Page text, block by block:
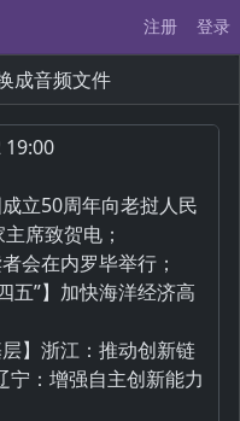
注册 登录
成音频文件